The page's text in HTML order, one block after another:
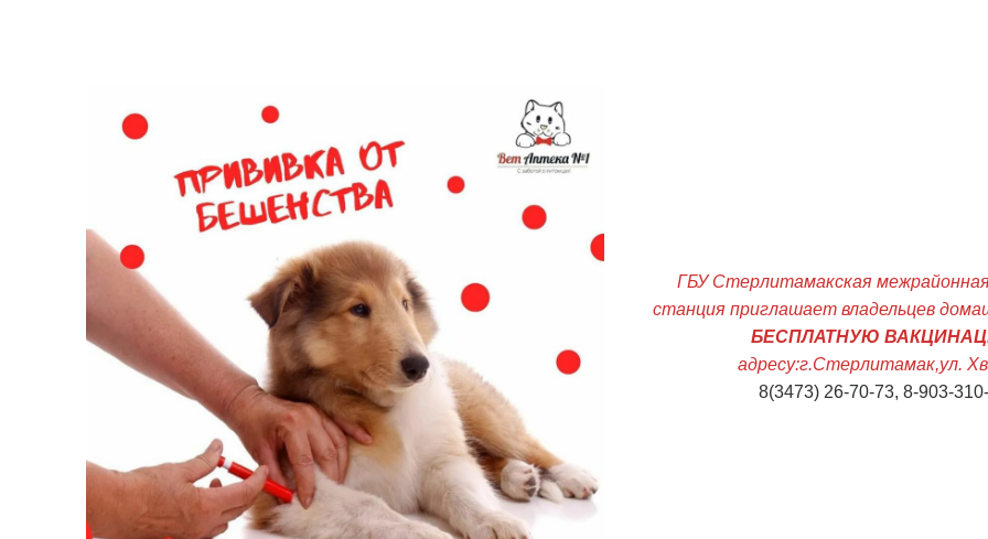
ГБУ Стерлитамакская
станция приглашает владельцев
БЕСПЛАТНУЮ
адресу:г.Стерлитамак,ул.
8(3473) 26-70-73, 8-903-